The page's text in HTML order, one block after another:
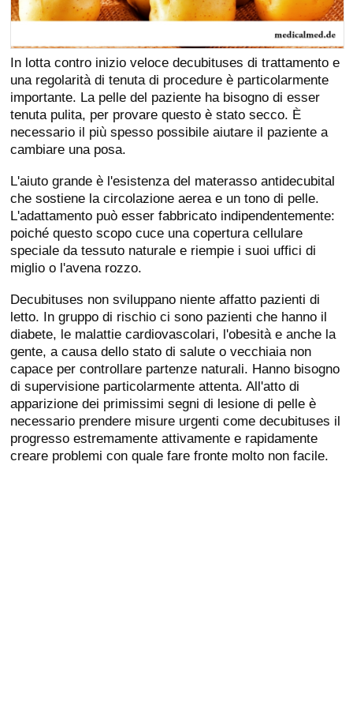
In lotta contro inizio veloce decubituses di trattamento e
una regolarità di tenuta di procedure è particolarmente
importante. La pelle del paziente ha bisogno di esser
tenuta pulita, per provare questo è stato secco. È
necessario il più spesso possibile aiutare il paziente a
cambiare una posa.
L'aiuto grande è l'esistenza del materasso antidecubital
che sostiene la circolazione aerea e un tono di pelle.
L'adattamento può esser fabbricato indipendentemente:
poiché questo scopo cuce una copertura cellulare
speciale da tessuto naturale e riempie i suoi uffici di
miglio o l'avena rozzo.
Decubituses non sviluppano niente affatto pazienti di
letto. In gruppo di rischio ci sono pazienti che hanno il
diabete, le malattie cardiovascolari, l'obesità e anche la
gente, a causa dello stato di salute o vecchiaia non
capace per controllare partenze naturali. Hanno bisogno
di supervisione particolarmente attenta. All'atto di
apparizione dei primissimi segni di lesione di pelle è
necessario prendere misure urgenti come decubituses il
progresso estremamente attivamente e rapidamente
creare problemi con quale fare fronte molto non facile.